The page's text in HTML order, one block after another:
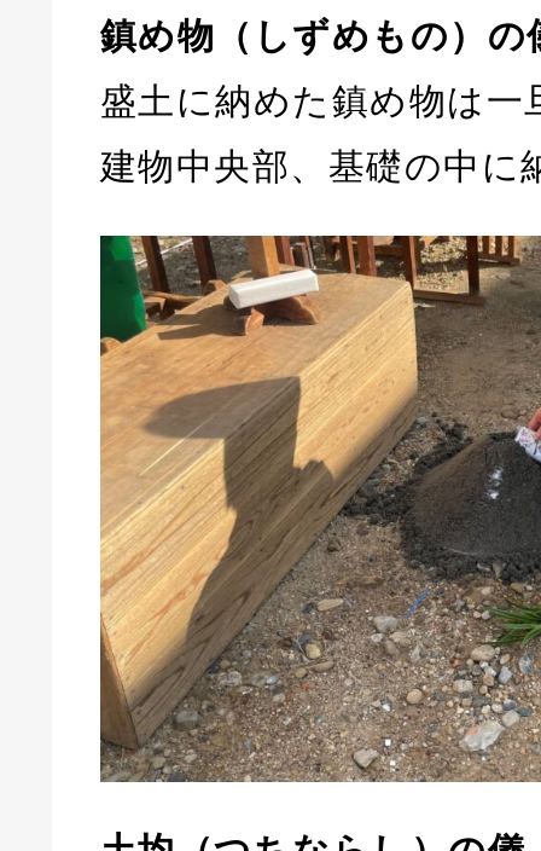
鎮め物（しずめもの）の
盛土に納めた鎮め物は一
建物中央部、基礎の中に